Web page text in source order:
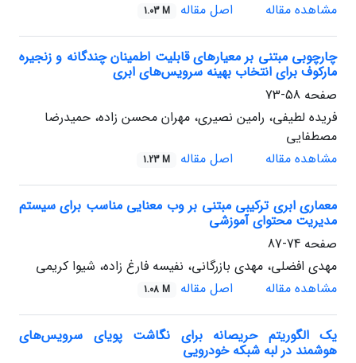
مشاهده مقاله
اصل مقاله 1.03 M
چارچوبی مبتنی بر معیارهای قابلیت‌ اطمینان‌ چندگانه و زنجیره‌
مارکوف برای انتخاب بهینه سرویس‌های ابری
صفحه 58-73
فریده لطیفی، رامین نصیری، مهران محسن زاده، حمیدرضا
مصطفایی
مشاهده مقاله
اصل مقاله 1.23 M
معماری ابری ترکیبی مبتنی بر وب معنایی مناسب برای سیستم
مدیریت محتوای آموزشی
صفحه 74-87
مهدی افضلی، مهدی بازرگانی، نفیسه فارغ زاده، شیوا کریمی
مشاهده مقاله
اصل مقاله 1.08 M
یک الگوریتم حریصانه برای نگاشت پویای سرویس‌های
هوشمند در لبه شبکه خودرویی